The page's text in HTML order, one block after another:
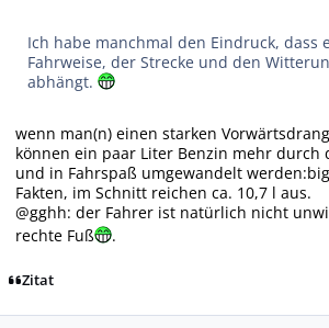
Ich habe manchmal den Eindruck, dass
Fahrweise, der Strecke und den
abhängt.
wenn man(n) einen starken
können ein paar Liter Benzin mehr durch
und in Fahrspaß umgewandelt
Fakten, im Schnitt reichen ca. 10,7 l aus.
@gghh: der Fahrer ist natürlich nicht
rechte Fuß
.
Zitat